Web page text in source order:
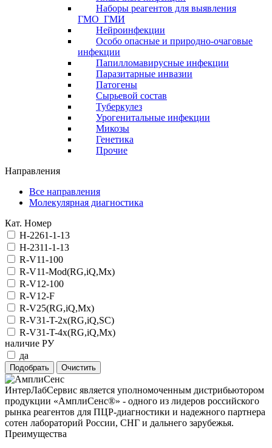
Наборы реагентов для выявления
ГМО_ГМИ
Нейроинфекции
Особо опасные и природно-очаговые
инфекции
Папилломавирусные инфекции
Паразитарные инвазии
Патогены
Сырьевой состав
Туберкулез
Урогенитальные инфекции
Микозы
Генетика
Прочие
Направления
Все направления
Молекулярная диагностика
Кат. Номер
H-2261-1-13
H-2311-1-13
R-V11-100
R-V11-Mod(RG,iQ,Mx)
R-V12-100
R-V12-F
R-V25(RG,iQ,Mx)
R-V31-T-2x(RG,iQ,SC)
R-V31-T-4x(RG,iQ,Mx)
наличие РУ
да
ИнтерЛабСервис является уполномоченным дистрибьютором
продукции «АмплиСенс®» - одного из лидеров российского
рынка реагентов для ПЦР-диагностики и надежного партнера
сотен лабораторий России, СНГ и дальнего зарубежья.
Преимущества